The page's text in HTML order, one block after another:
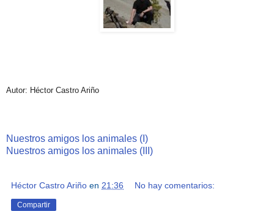
Autor: Héctor Castro Ariño
Nuestros amigos los animales (I)
Nuestros amigos los animales (III)
Héctor Castro Ariño en 21:36 No hay comentarios:
Compartir